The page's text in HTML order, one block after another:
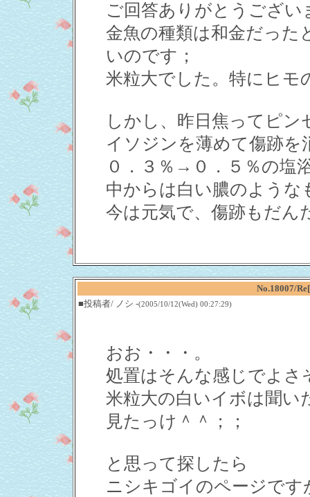
ご回答ありがとうござい
金魚の種類は和金だった
いのです；
米粒大でした。特にヒモ
しかし、昨日焦ってピ
イソジンを薄めて傷跡を
０．３％→０．５％の塩
中からは白い膿のような
今は元気で、傷跡もだん
No.18007/
■投稿者/ ノシ -(2005/10/12(Wed) 00:27:29)
おお・・・。
処置はそんな感じでよさ
米粒大の白いイボは聞い
見たっけ＾＾；；
と思って探したら
ニシキゴイのページで